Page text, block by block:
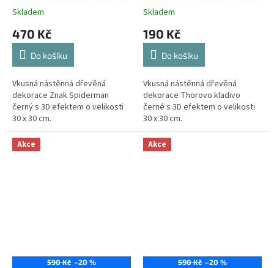
černý
Skladem
470 Kč
Do košíku
Vkusná nástěnná dřevěná
dekorace Znak Spiderman
černý s 3D efektem o velikosti
30 x 30 cm.
černé
Skladem
190 Kč
Do košíku
Vkusná nástěnná dřevěná
dekorace Thorovo kladivo
černé s 3D efektem o velikosti
30 x 30 cm.
Akce
590 Kč –20 %
Akce
590 Kč –20 %